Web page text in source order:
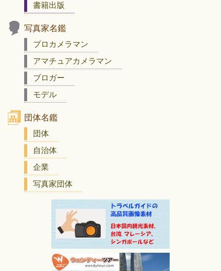
書籍出版
写真家名鑑
プロカメラマン
アマチュアカメラマン
ブロガー
モデル
団体名鑑
団体
自治体
企業
写真家団体